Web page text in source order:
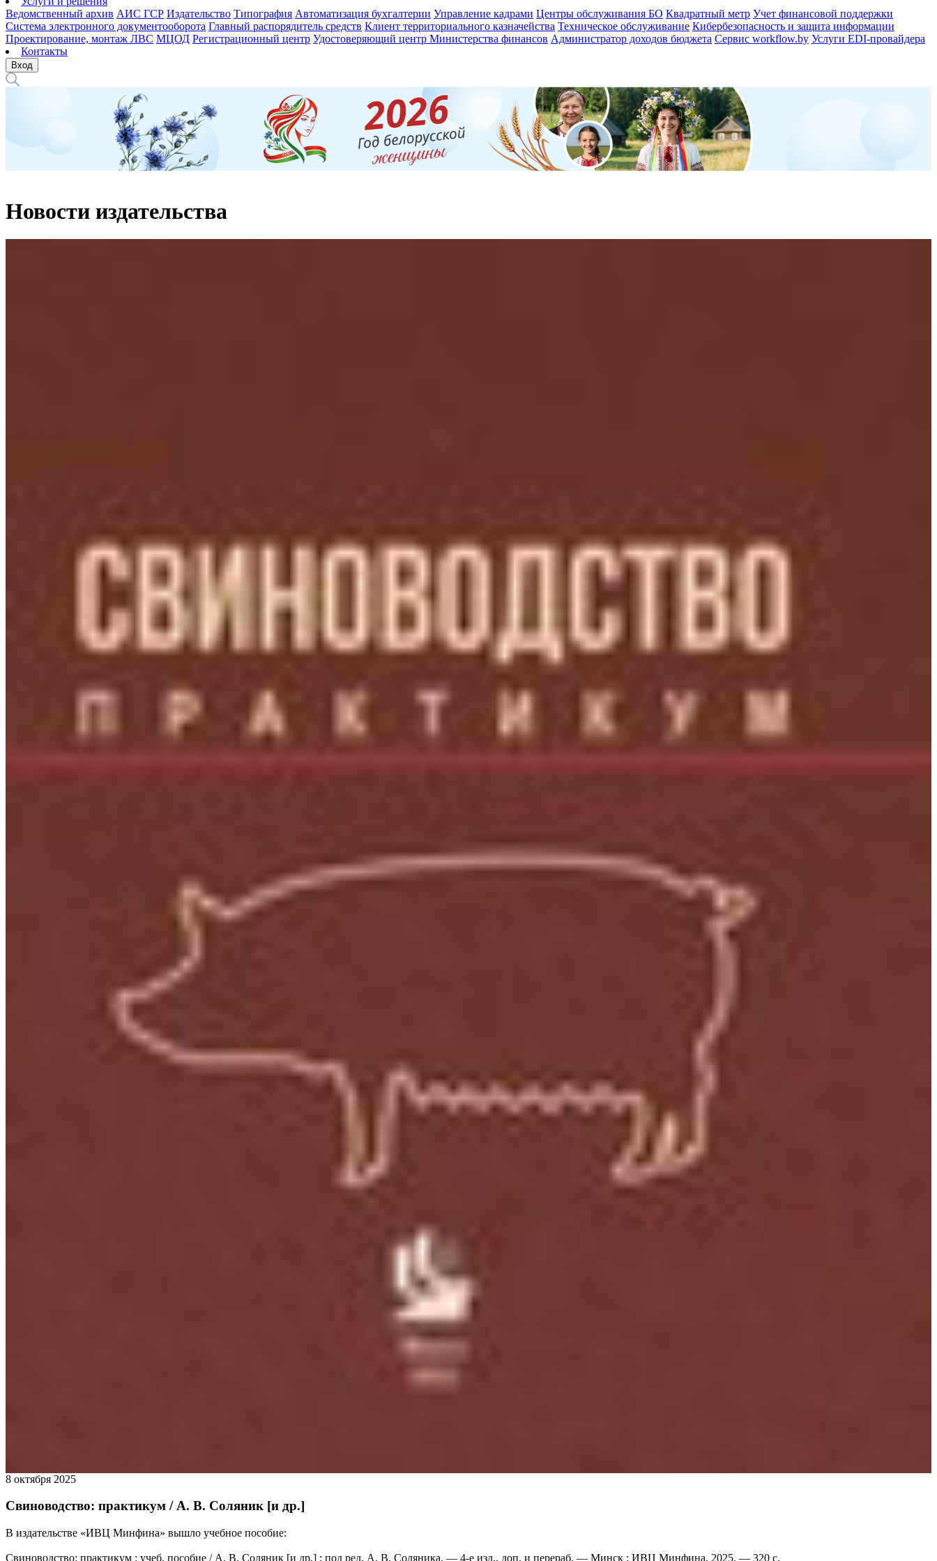
Ведомственный архив АИС ГСР Издательство Типография Автоматизация бухгалтерии Управление кадрами Центры обслуживания БО Квадратный метр Учет финансовой поддержки
Система электронного документооборота Главный распорядитель средств Клиент территориального казначейства Техническое обслуживание Кибербезопасность и защита информации
Проектирование, монтаж ЛВС МЦОД Регистрационный центр Удостоверяющий центр Министерства финансов Администратор доходов бюджета Сервис workflow.by Услуги EDI-провайдера
Контакты
Вход
Новости издательства
8 октября 2025
Свиноводство: практикум / А. В. Соляник [и др.]
В издательстве «ИВЦ Минфина» вышло учебное пособие:
Свиноводство: практикум : учеб. пособие / А. В. Соляник [и др.] ; под ред. А. В. Соляника. — 4-е изд., доп. и перераб. — Минск : ИВЦ Минфина, 2025. — 320 с.